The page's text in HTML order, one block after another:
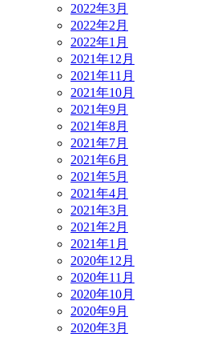
2022年3月
2022年2月
2022年1月
2021年12月
2021年11月
2021年10月
2021年9月
2021年8月
2021年7月
2021年6月
2021年5月
2021年4月
2021年3月
2021年2月
2021年1月
2020年12月
2020年11月
2020年10月
2020年9月
2020年3月